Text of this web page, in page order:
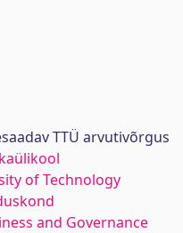
TTÜ arvutivõrgus
of Technology
and Governance